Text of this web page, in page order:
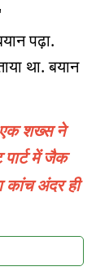
पढ़ा.
था. बयान
एक शख्स ने
पार्ट में जैक
कांच अंदर ही